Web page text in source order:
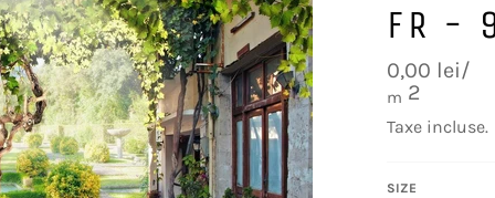
FR -
Preț
obișnuit
0,00 lei/
m 2
Taxe incluse.
SIZE